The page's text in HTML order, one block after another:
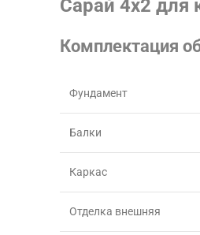
Сарай 4х2 для
Комплектация
Фундамент
Балки
Каркас
Отделка внешняя